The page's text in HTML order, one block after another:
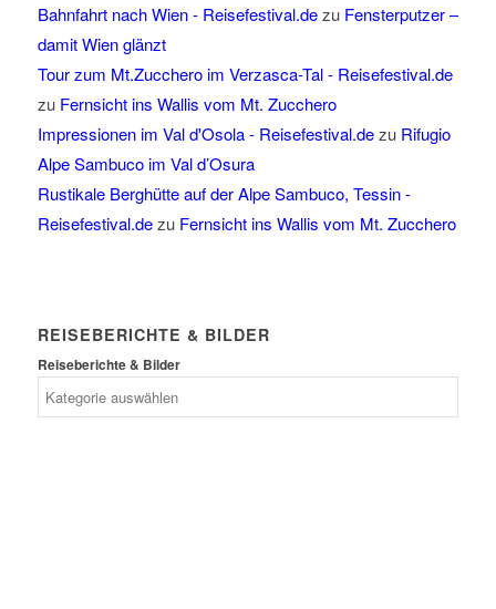
Bahnfahrt nach Wien - Reisefestival.dezu Fensterputzer –
damit Wien glänzt
Tour zum Mt.Zucchero im Verzasca-Tal - Reisefestival.de
zu Fernsicht ins Wallis vom Mt. Zucchero
Impressionen im Val d'Osola - Reisefestival.dezu Rifugio
Alpe Sambuco im Val d’Osura
Rustikale Berghütte auf der Alpe Sambuco, Tessin -
Reisefestival.dezu Fernsicht ins Wallis vom Mt. Zucchero
REISEBERICHTE & BILDER
Reiseberichte & Bilder